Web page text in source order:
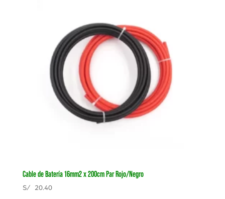
Cable de Batería 16mm2 x 200cm Par Rojo/Negro
S/20.40